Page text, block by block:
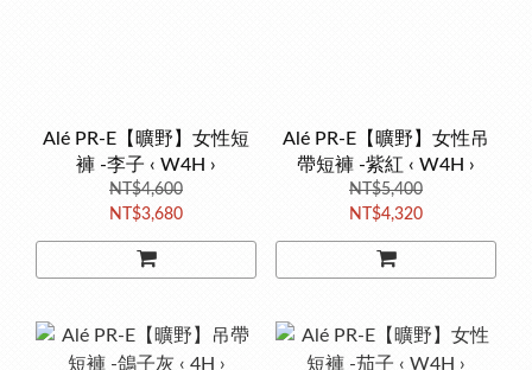
Alé PR-E【曠野】女性短
褲 -李子 ‹ W4H ›
NT$4,600
NT$3,680
Alé PR-E【曠野】女性吊
帶短褲 -紫紅 ‹ W4H ›
NT$5,400
NT$4,320